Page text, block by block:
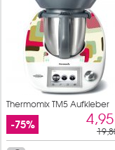
Thermomix TM5 Aufkleber
-75%